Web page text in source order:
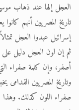
العجل إلها عند ذهاب
تاريخ المصريين أنهم
إسرائيل عبدوا العجل
ثم إن لون العجل دليل
أصفر، وإن كلمة صفراء
وتاريخ المصريين القدامى
صفراء اللون كذلك. وهذا